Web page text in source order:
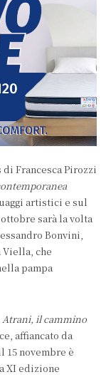
Francesca Pirozzi
artistici e sul
sarà la volta
Bonvini,
Viella, che
pampa
Atrani, il cammino
affiancato da
15 novembre è
XI edizione